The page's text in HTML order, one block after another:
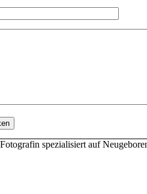
spezialisiert auf